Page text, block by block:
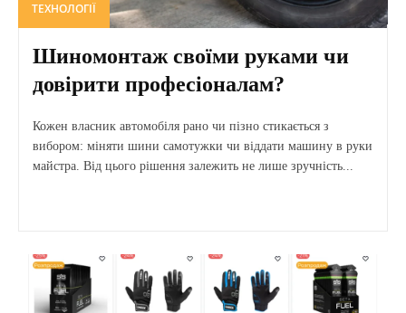
ТЕХНОЛОГІЇ
Шиномонтаж своїми руками чи
довірити професіоналам?
Кожен власник автомобіля рано чи пізно стикається з
вибором: міняти шини самотужки чи віддати машину в руки
майстра. Від цього рішення залежить не лише зручність...